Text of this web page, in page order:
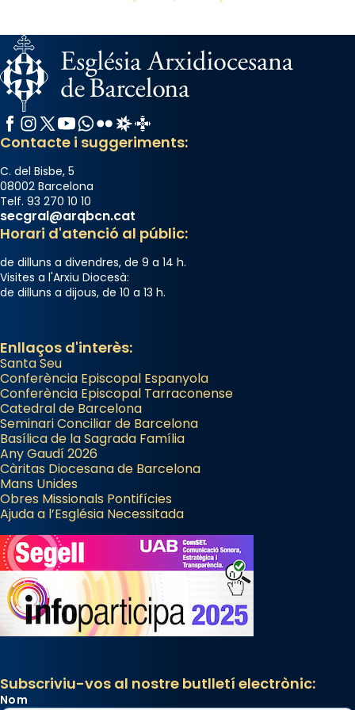
Facebook
Instagram
X / Twitter
YouTube
WhatsApp
FlickrRadio Estel
Catalunya Cristiana
Contacte i suggeriments:
C. del Bisbe, 5
08002 Barcelona
Telf. 93 270 10 10
secgral@arqbcn.cat
Horari d'atenció al públic:
de dilluns a divendres, de 9 a 14 h.
Visites a l'Arxiu Diocesà:
de dilluns a dijous, de 10 a 13 h.
Enllaços d'interès:
Santa Seu
Conferència Episcopal Espanyola
Conferència Episcopal Tarraconense
Catedral de Barcelona
Seminari Conciliar de Barcelona
Basílica de la Sagrada Família
Any Gaudí 2026
Càritas Diocesana de Barcelona
Mans Unides
Obres Missionals Pontifícies
Ajuda a l’Església Necessitada
Subscriviu-vos al nostre butlletí electrònic:
Nom